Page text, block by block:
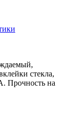
стекла,
Прочность на